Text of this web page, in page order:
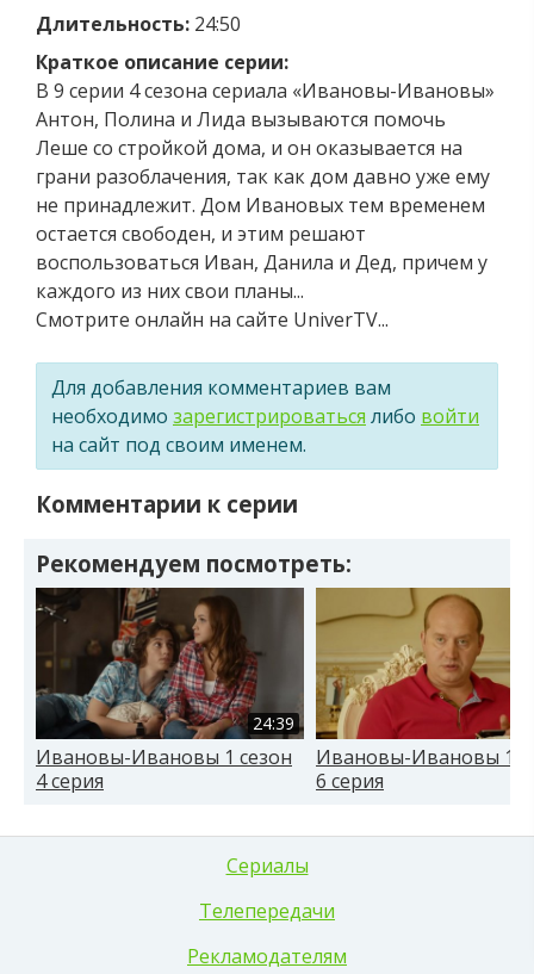
Длительность: 24:50
Краткое описание серии:
В 9 серии 4 сезона сериала «Ивановы-Ивановы»
Антон, Полина и Лида вызываются помочь
Леше со стройкой дома, и он оказывается на
грани разоблачения, так как дом давно уже ему
не принадлежит. Дом Ивановых тем временем
остается свободен, и этим решают
воспользоваться Иван, Данила и Дед, причем у
каждого из них свои планы...
Смотрите онлайн на сайте UniverTV...
Для добавления комментариев вам
необходимо зарегистрироваться либо войти
на сайт под своим именем.
Комментарии к серии
Рекомендуем посмотреть:
24:39
Ивановы-Ивановы 1 сезон
4 серия
Ивановы-Ивановы 1
6 серия
Сериалы
Телепередачи
Рекламодателям